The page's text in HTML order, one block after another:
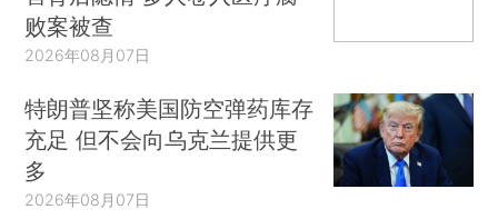
败案被查
2026年08月07日
特朗普坚称美国防空弹药库存
充足 但不会向乌克兰提供更
多
2026年08月07日